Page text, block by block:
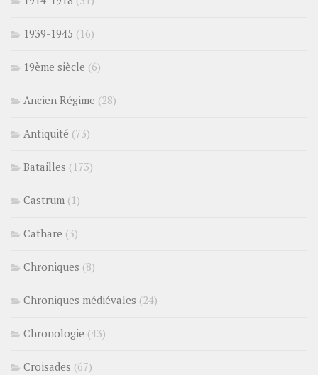
1939-1945 (16)
19ème siècle (6)
Ancien Régime (28)
Antiquité (73)
Batailles (173)
Castrum (1)
Cathare (3)
Chroniques (8)
Chroniques médiévales (24)
Chronologie (43)
Croisades (67)